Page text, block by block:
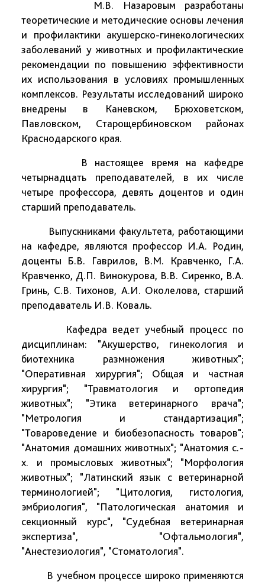
М.В. Назаровым разработаны
теоретические и методические основы лечения
и профилактики акушерско-гинекологических
заболеваний у животных и профилактические
рекомендации по повышению эффективности
их использования в условиях промышленных
комплексов. Результаты исследований широко
внедрены в Каневском, Брюховетском,
Павловском, Старощербиновском районах
Краснодарского края.
В настоящее время на кафедре
четырнадцать преподавателей, в их числе
четыре профессора, девять доцентов и один
старший преподаватель.
Выпускниками факультета, работающими
на кафедре, являются профессор И.А. Родин,
доценты Б.В. Гаврилов, В.М. Кравченко, Г.А.
Кравченко, Д.П. Винокурова, В.В. Сиренко, В.А.
Гринь, С.В. Тихонов, А.И. Околелова, старший
преподаватель И.В. Коваль.
Кафедра ведет учебный процесс по
дисциплинам: "Акушерство, гинекология и
биотехника размножения животных";
"Оперативная хирургия"; Общая и частная
хирургия"; "Травматология и ортопедия
животных"; "Этика ветеринарного врача";
"Метрология и стандартизация";
"Товароведение и биобезопасность товаров";
"Анатомия домашних животных"; "Анатомия с.-
х. и промысловых животных"; "Морфология
животных"; "Латинский язык с ветеринарной
терминологией"; "Цитология, гистология,
эмбриология", "Патологическая анатомия и
секционный курс", "Судебная ветеринарная
экспертиза", "Офтальмология",
"Анестезиология", "Стоматология".
В учебном процессе широко применяются